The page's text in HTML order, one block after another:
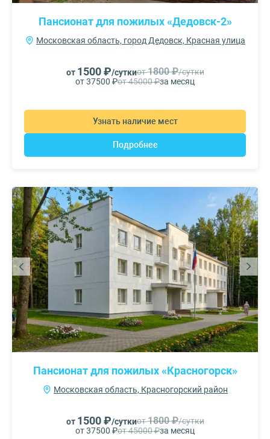
Пансионат для пожилых «Дедовск-2»
Московская область, город Дедовск, Красная улица
от 1500 ₽/суткиот1800 ₽/сутки
от 37500 ₽от 45000 ₽за месяц
Узнать наличие мест
Подробнее
Пансионат для пожилых «Красногорск»
Московская область, Красногорский район
от 1500 ₽/суткиот1800 ₽/сутки
от 37500 ₽от 45000 ₽за месяц